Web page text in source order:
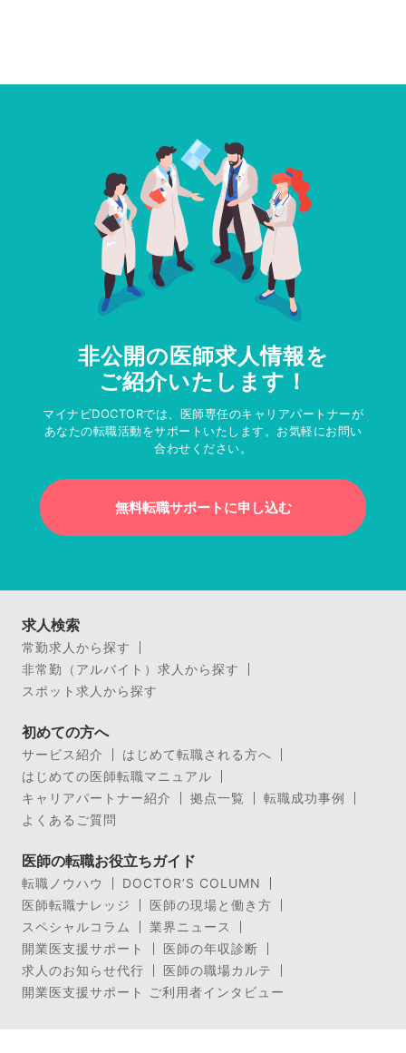
非公開の医師求人情報を
ご紹介いたします！
マイナビDOCTORでは、医師専任のキャリアパートナーが
あなたの転職活動をサポートいたします。お気軽にお問い
合わせください。
無料転職サポートに申し込む
求人検索
常勤求人から探す
非常勤（アルバイト）求人から探す
スポット求人から探す
初めての方へ
サービス紹介
はじめて転職される方へ
はじめての医師転職マニュアル
キャリアパートナー紹介
拠点一覧
転職成功事例
よくあるご質問
医師の転職お役立ちガイド
転職ノウハウ
DOCTOR’S COLUMN
医師転職ナレッジ
医師の現場と働き方
スペシャルコラム
業界ニュース
開業医支援サポート
医師の年収診断
求人のお知らせ代行
医師の職場カルテ
開業医支援サポート ご利用者インタビュー